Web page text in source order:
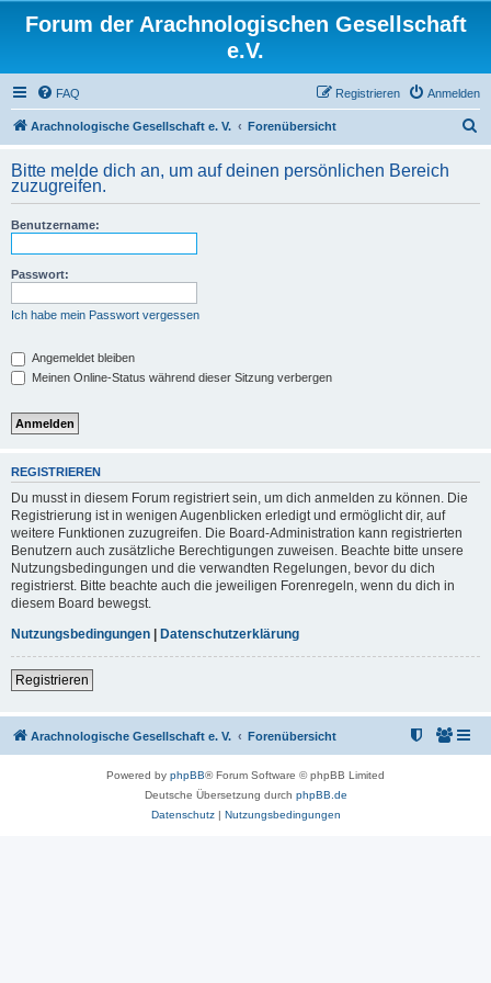
Forum der Arachnologischen Gesellschaft
e.V.
FAQ Anmelden
Registrieren
Arachnologische Gesellschaft e. V. Forenübersicht
h
Bitte melde dich an, um auf deinen persönlichen Bereich
zuzugreifen.
Benutzername:
Passwort:
Ich habe mein Passwort vergessen
Angemeldet bleiben
Meinen Online-Status während dieser Sitzung verbergen
REGISTRIEREN
Du musst in diesem Forum registriert sein, um dich anmelden zu können. Die
Registrierung ist in wenigen Augenblicken erledigt und ermöglicht dir, auf
weitere Funktionen zuzugreifen. Die Board-Administration kann registrierten
Benutzern auch zusätzliche Berechtigungen zuweisen. Beachte bitte unsere
Nutzungsbedingungen und die verwandten Regelungen, bevor du dich
registrierst. Bitte beachte auch die jeweiligen Forenregeln, wenn du dich in
diesem Board bewegst.
Nutzungsbedingungen | Datenschutzerklärung
Registrieren
Arachnologische Gesellschaft e. V. Forenübersicht
Powered by phpBB® Forum Software © phpBB Limited
Deutsche Übersetzung durch phpBB.de
Datenschutz| Nutzungsbedingungen